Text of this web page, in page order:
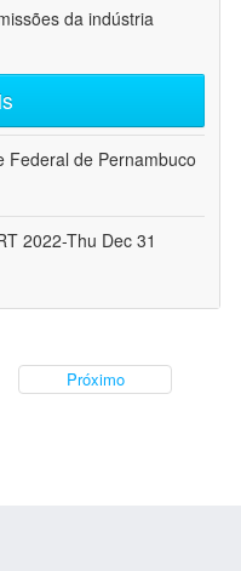
da indústria
Federal de Pernambuco
2022-Thu Dec 31
Próximo